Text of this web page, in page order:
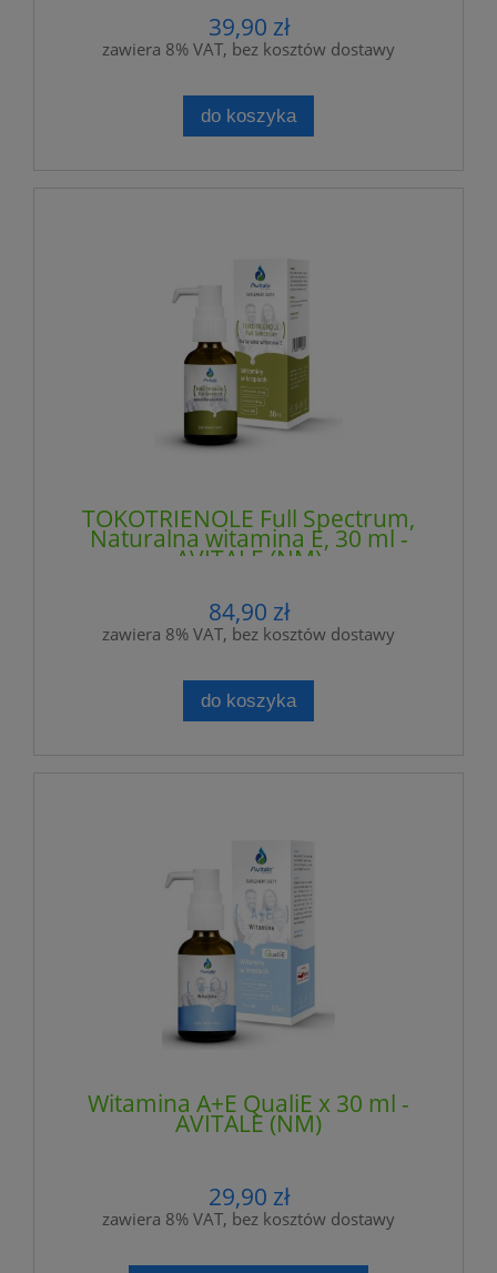
39,90 zł
zawiera 8% VAT, bez kosztów dostawy
do koszyka
TOKOTRIENOLE Full Spectrum,
Naturalna witamina E, 30 ml -
AVITALE (NM)
84,90 zł
zawiera 8% VAT, bez kosztów dostawy
do koszyka
Witamina A+E QualiE x 30 ml -
AVITALE (NM)
29,90 zł
zawiera 8% VAT, bez kosztów dostawy